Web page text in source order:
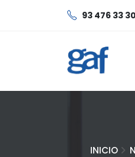
93 476 33 30
INICIO